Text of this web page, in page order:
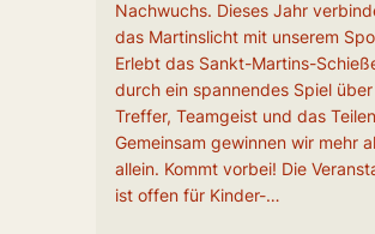
Nachwuchs. Dieses Jahr
das Martinslicht mit unserem
Erlebt das Sankt-Martins-
durch ein spannendes Spiel über
Treffer, Teamgeist und das
Gemeinsam gewinnen wir mehr
allein. Kommt vorbei! Die
ist offen für Kinder-…